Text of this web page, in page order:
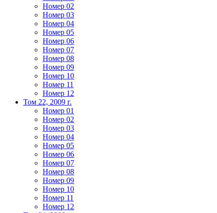
Номер 02
Номер 03
Номер 04
Номер 05
Номер 06
Номер 07
Номер 08
Номер 09
Номер 10
Номер 11
Номер 12
Том 22, 2009 г.
Номер 01
Номер 02
Номер 03
Номер 04
Номер 05
Номер 06
Номер 07
Номер 08
Номер 09
Номер 10
Номер 11
Номер 12